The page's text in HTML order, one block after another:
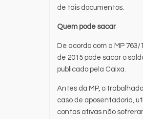
de tais documentos.
Quem pode sacar
De acordo com a MP
de 2015 pode sacar o
publicado pela Caixa.
Antes da MP, o
caso de aposentadoria,
contas ativas não